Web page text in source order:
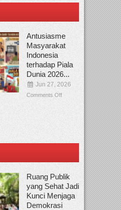
Antusiasme
Masyarakat
Indonesia
terhadap Piala
Dunia 2026...
Jun 27, 2026
Comments Off
Ruang Publik
yang Sehat Jadi
Kunci Menjaga
Demokrasi